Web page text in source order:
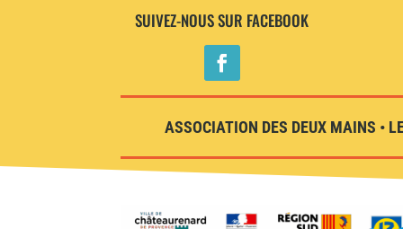
SUIVEZ-NOUS SUR FACEBOOK
ASSOCIATION DES DEUX MAINS •